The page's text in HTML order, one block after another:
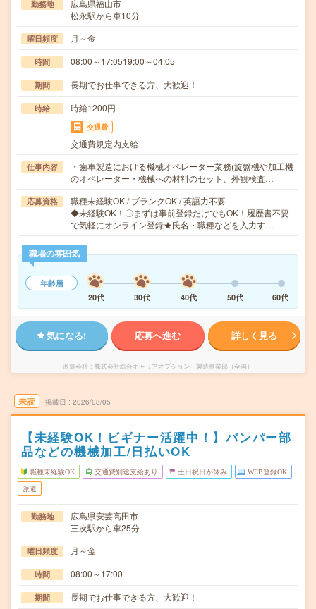
勤務地
広島県福山市
松永駅から車10分
曜日頻度 月～金
時間 08:00～17:0519:00～04:05
期間 長期でお仕事できる方、大歓迎！
時給 時給1200円
交通費
交通費規定内支給
仕事内容
・歯車製造における機械オペレーター業務(旋盤機や加工機
のオペレーター・機械への材料のセット、外観検査…
応募資格
職種未経験OK / ブランクOK / 英語力不要
◆未経験OK！〇まずは事前登録だけでもOK！履歴書不要
で気軽にオンライン登録★氏名・職種などを入力す…
職場の雰囲気
年齢層
20代
30代 40代 50代 60代
気になる! 応募へ進む 詳しく見る
派遣会社 株式会社綜合キャリアオプション 製造事業部（全国）
未読 掲載日 2026/08/05
【未経験OK！ビギナー活躍中！】バンパー部
品などの機械加工/日払いOK
職種未経験OK 交通費別途支給あり 土日祝日が休み WEB登録OK
派遣
勤務地
広島県安芸高田市
三次駅から車25分
曜日頻度 月～金
時間 08:00～17:00
期間 長期でお仕事できる方、大歓迎！